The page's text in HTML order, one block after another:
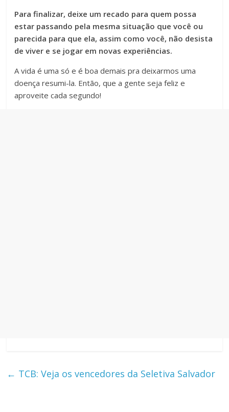
Para finalizar, deixe um recado para quem possa
estar passando pela mesma situação que você ou
parecida para que ela, assim como você, não desista
de viver e se jogar em novas experiências.
A vida é uma só e é boa demais pra deixarmos uma
doença resumi-la. Então, que a gente seja feliz e
aproveite cada segundo!
← TCB: Veja os vencedores da Seletiva Salvador